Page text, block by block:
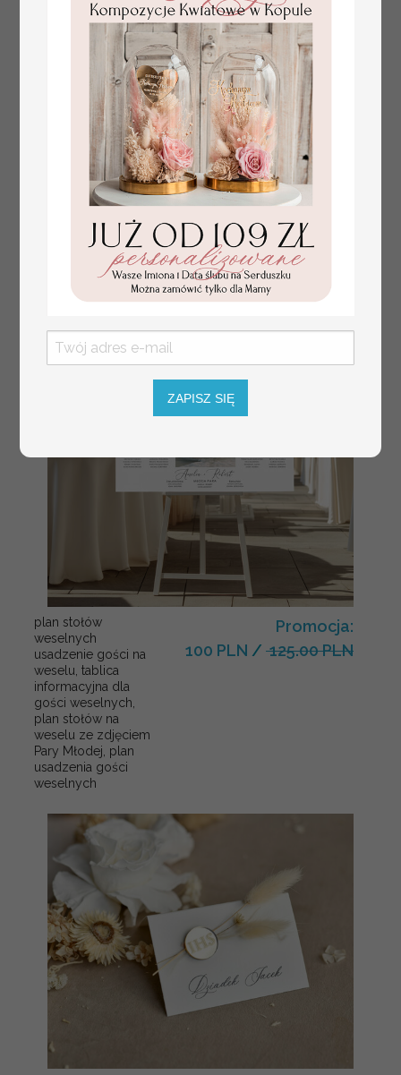
numerki na stół weselny
z tłoczonymi kwiatami,
eleganckie numerki na
stoły weselne, tłoczone
numerki na stół weselny,
dekoracja stołów
weselnych tłoczone
Promocja:
10 PLN/13.00 PLN
plan stołów
weselnych
usadzenie gości na
weselu, tablica
informacyjna dla
gości weselnych,
plan stołów na
weselu ze zdjęciem
Pary Młodej, plan
usadzenia gości
weselnych
Promocja:
100 PLN / 125.00 PLN
ZAPISZ SIĘ